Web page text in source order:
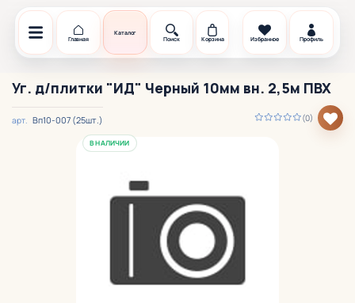
Главная
Каталог
Поиск
Корзина Избранное Профиль
Уг. д/плитки "ИД" Черный 10мм вн. 2,5м ПВХ
(0)
арт. Вп10-007 (25шт.)
В НАЛИЧИИ